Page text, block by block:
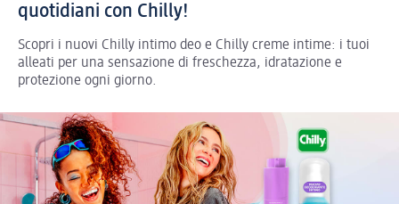
quotidiani con Chilly!
Scopri i nuovi Chilly intimo deo e Chilly creme intime: i tuoi
alleati per una sensazione di freschezza, idratazione e
protezione ogni giorno.